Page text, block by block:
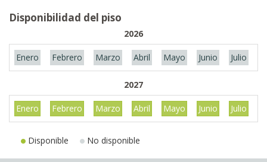
Disponibilidad del piso
2026
Enero Febrero Marzo Abril Mayo Junio Julio
2027
Enero Febrero Marzo Abril Mayo Junio Julio
Disponible No disponible